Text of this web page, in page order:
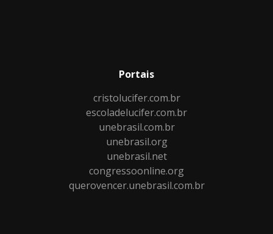
Portais
cristolucifer.com.br
escoladelucifer.com.br
unebrasil.com.br
unebrasil.org
unebrasil.net
congressoonline.org
querovencer.unebrasil.com.br